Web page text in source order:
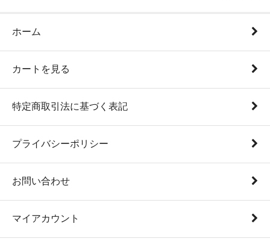
ホーム
カートを見る
特定商取引法に基づく表記
プライバシーポリシー
お問い合わせ
マイアカウント